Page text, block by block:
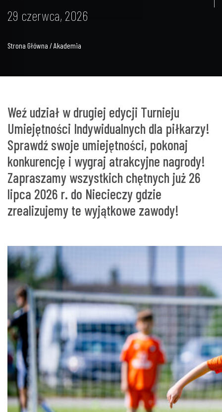
29 czerwca, 2026
Strona Główna / Akademia
Weź udział w drugiej edycji Turnieju
Umiejętności Indywidualnych dla piłkarzy!
Sprawdź swoje umiejętności, pokonaj
konkurencję i wygraj atrakcyjne nagrody!
Zapraszamy wszystkich chętnych już 26
lipca 2026 r. do Niecieczy gdzie
zrealizujemy te wyjątkowe zawody!